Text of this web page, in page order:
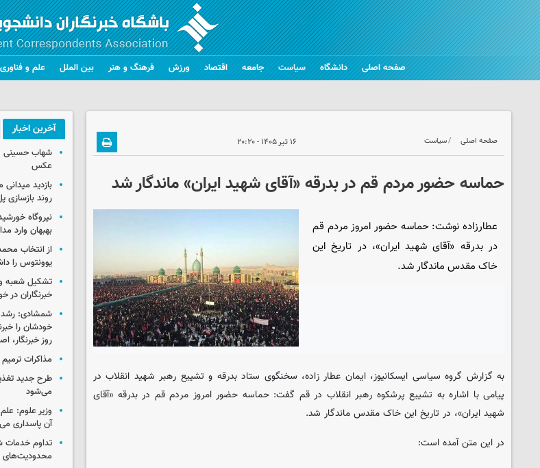
صفحه اصلی دانشگاه سیاست جامعه اقتصاد ورزش فرهنگ و هنر بین الملل علم و فناوری
صفحه اصلی سیاست ۱۶ تیر ۱۴۰۵ - ۲۰:۲۰
حماسه حضور مردم قم در بدرقه «آقای شهید ایران» ماندگار شد
عطارزاده نوشت: حماسه حضور امروز مردم قم
در بدرقه «آقای شهید ایران»، در تاریخ این
خاک مقدس ماندگار شد.
به گزارش گروه سیاسی ایسکانیوز، ایمان عطار زاده، سخنگوی ستاد بدرقه و تشییع رهبر شهید انقلاب در
پیامی با اشاره به تشییع پرشکوه رهبر انقلاب در قم گفت: حماسه حضور امروز مردم قم در بدرقه «آقای
شهید ایران»، در تاریخ این خاک مقدس ماندگار شد.
در این متن آمده است:
آخرین اخبار
شهاب حسینی و
عکس
بازدید
روند بازسازی
بهبهان وارد
از انتخاب
یوونتوس را
تشکیل شعبه
خبرنگاران در
شمشادی: رشد
خودشان را
روز خبرنگار،
مذاکرات
طرح جدید
می‌شود
وزیر علوم:
آن پاسداری
تداوم
محدودیت‌های